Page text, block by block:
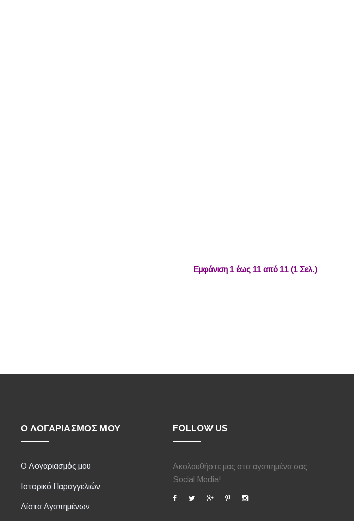
Εμφάνιση 1 έως 11 από 11 (1 Σελ.)‎
Ο ΛΟΓΑΡΙΑΣΜΌΣ ΜΟΥ
Ο Λογαριασμός μου
Ιστορικό Παραγγελιών
Λίστα Αγαπημένων
FOLLOW US
Ακολουθήστε μας στα αγαπημένα σας
Social Media!